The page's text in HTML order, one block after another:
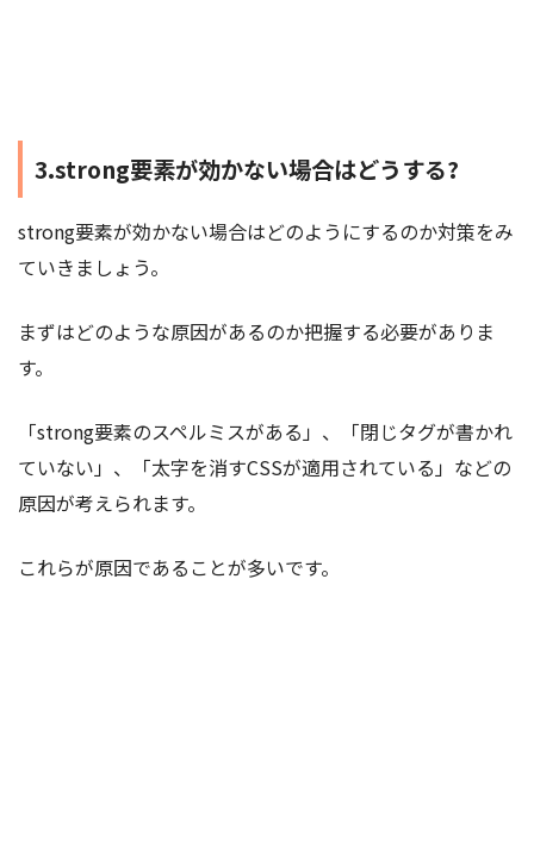
3.strong要素が効かない場合はどうする?
strong要素が効かない場合はどのようにするのか対策をみ
ていきましょう。
まずはどのような原因があるのか把握する必要がありま
す。
「strong要素のスペルミスがある」、「閉じタグが書かれ
ていない」、「太字を消すCSSが適用されている」などの
原因が考えられます。
これらが原因であることが多いです。